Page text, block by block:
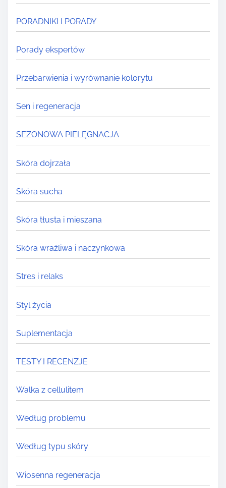
PORADNIKI I PORADY
Porady ekspertów
Przebarwienia i wyrównanie kolorytu
Sen i regeneracja
SEZONOWA PIELĘGNACJA
Skóra dojrzała
Skóra sucha
Skóra tłusta i mieszana
Skóra wrażliwa i naczynkowa
Stres i relaks
Styl życia
Suplementacja
TESTY I RECENZJE
Walka z cellulitem
Według problemu
Według typu skóry
Wiosenna regeneracja